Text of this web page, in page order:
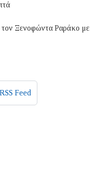
Ξενοφώντα Ραράκο
RSS Feed